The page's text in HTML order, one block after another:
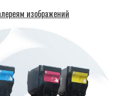
изображений